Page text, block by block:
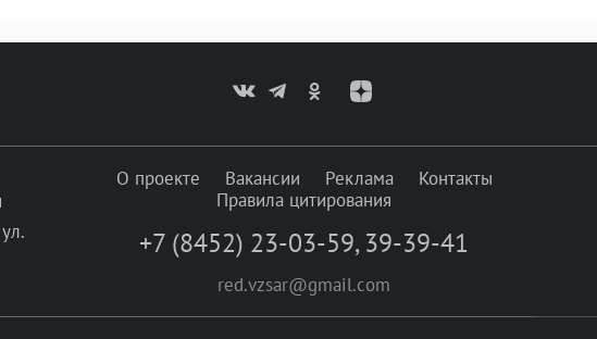
О проекте Вакансии Реклама
Контакты
Правила цитирования
+7 (8452) 23-03-59, 39-39-41
red.vzsar@gmail.com